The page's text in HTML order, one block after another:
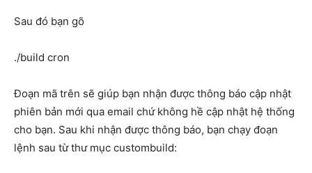
Sau đó bạn gõ
./build cron
Đoạn mã trên sẽ giúp bạn nhận được thông báo cập nhật
phiên bản mới qua email chứ không hề cập nhật hệ thống
cho bạn. Sau khi nhận được thông báo, bạn chạy đoạn
lệnh sau từ thư mục custombuild: